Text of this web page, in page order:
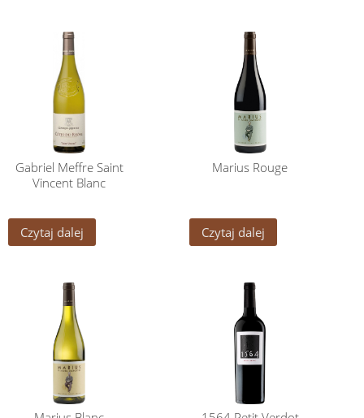
Gabriel Meffre Saint
Vincent Blanc
Czytaj dalej
Marius Rouge
Czytaj dalej